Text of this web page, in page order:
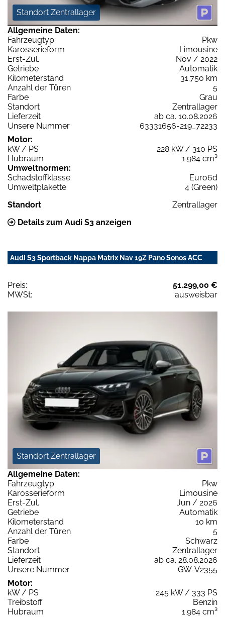
Standort Zentrallager
Allgemeine Daten:
Fahrzeugtyp
Pkw
Karosserieform
Limousine
Erst-Zul.
Nov / 2022
Getriebe
Automatik
Kilometerstand
31.750 km
Anzahl der Türen
5
Farbe
Grau
Standort
Zentrallager
Lieferzeit
ab ca. 10.08.2026
Unsere Nummer
63331656-219_72233
Motor:
kW / PS
228 kW / 310 PS
Hubraum
1.984 cm³
Umweltnormen:
Schadstoffklasse
Euro6d
Umweltplakette
4 (Green)
Standort
Zentrallager
Details zum Audi S3 anzeigen
Audi S3 Sportback Nappa Matrix Nav 19Z Pano Sonos ACC
Preis:
51.299,00 €
MWSt:
ausweisbar
Standort Zentrallager
Allgemeine Daten:
Fahrzeugtyp
Pkw
Karosserieform
Limousine
Erst-Zul.
Jun / 2026
Getriebe
Automatik
Kilometerstand
10 km
Anzahl der Türen
5
Farbe
Schwarz
Standort
Zentrallager
Lieferzeit
ab ca. 28.08.2026
Unsere Nummer
GW-V2355
Motor:
kW / PS
245 kW / 333 PS
Treibstoff
Benzin
Hubraum
1.984 cm³